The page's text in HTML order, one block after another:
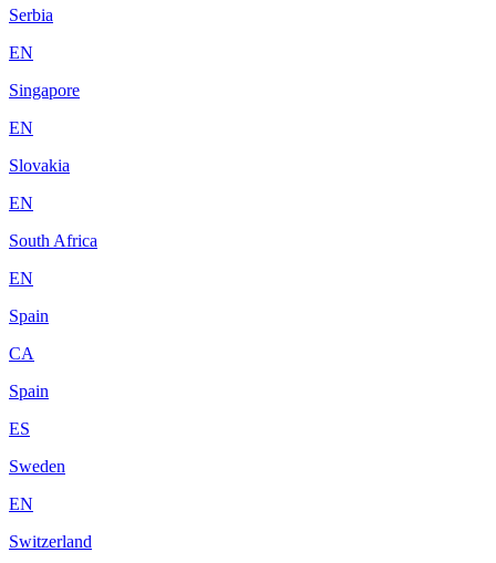
Serbia
EN
Singapore
EN
Slovakia
EN
South Africa
EN
Spain
CA
Spain
ES
Sweden
EN
Switzerland